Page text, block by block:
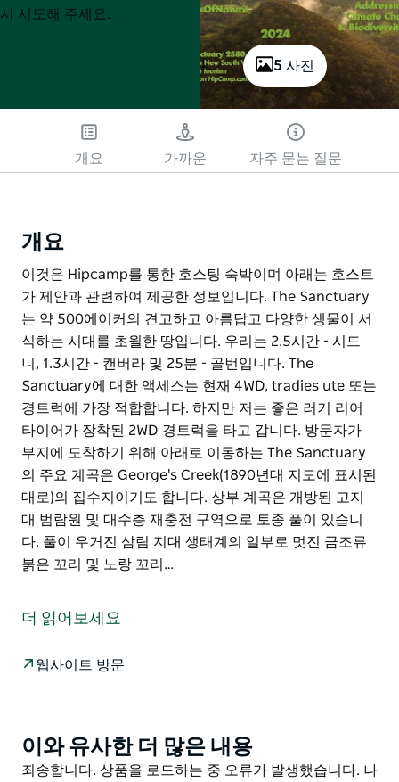
5 사진
시 시도해 주세요.
개요 가까운 자주 묻는 질문
개요
이것은 Hipcamp를 통한 호스팅 숙박이며 아래는 호스트
가 제안과 관련하여 제공한 정보입니다. The Sanctuary
는 약 500에이커의 견고하고 아름답고 다양한 생물이 서
식하는 시대를 초월한 땅입니다. 우리는 2.5시간 - 시드
니, 1.3시간 - 캔버라 및 25분 - 골번입니다. The
Sanctuary에 대한 액세스는 현재 4WD, tradies ute 또는
경트럭에 가장 적합합니다. 하지만 저는 좋은 러기 리어
타이어가 장착된 2WD 경트럭을 타고 갑니다. 방문자가
부지에 도착하기 위해 아래로 이동하는 The Sanctuary
의 주요 계곡은 George's Creek(1890년대 지도에 표시된
대로)의 집수지이기도 합니다. 상부 계곡은 개방된 고지
대 범람원 및 대수층 재충전 구역으로 토종 풀이 있습니
다. 풀이 우거진 삼림 지대 생태계의 일부로 멋진 금조류
붉은 꼬리 및 노랑 꼬리…
가 제안과 관련하여 제공한 정보입니다.
다양한 생물이 서식하는 시대를 초월한 땅입니다. 우리는
리어 타이어가 장착된 2WD 경트럭을 타고 갑니다. 방문
자가 부지에 도착하기 위해 아래로 이동하는 The
더 읽어보세요
웹사이트 방문
Product
List
이와 유사한 더 많은 내용
Product
죄송합니다. 상품을 로드하는 중 오류가 발생했습니다. 나